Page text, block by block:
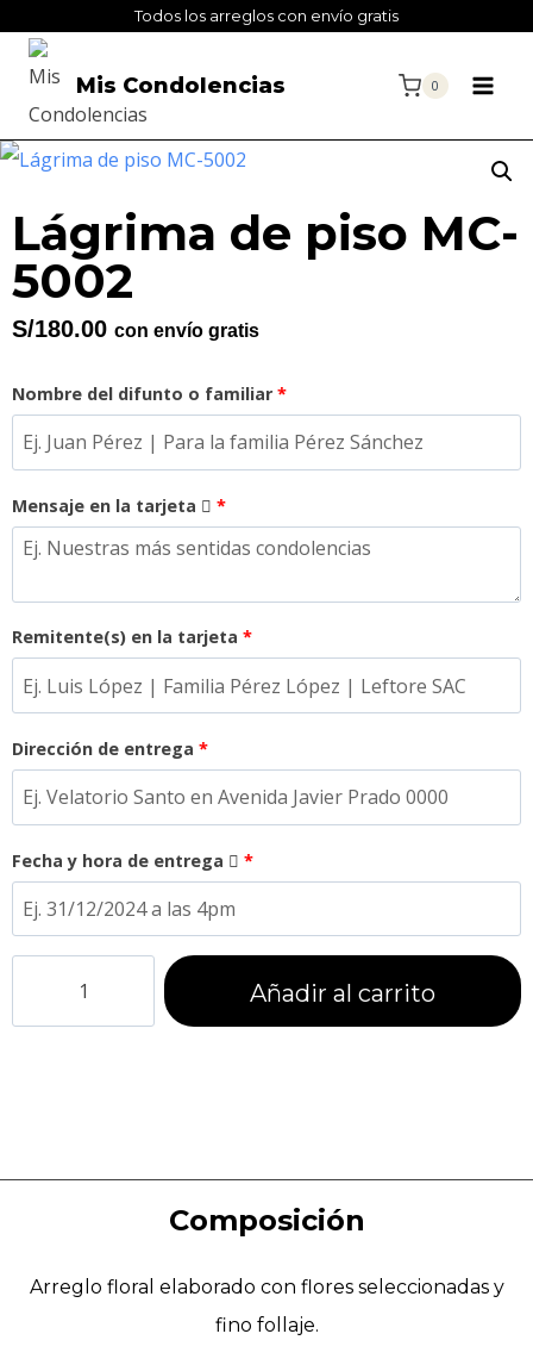
Todos los arreglos con envío gratis
Mis Condolencias 0
Lágrima de piso MC-
5002
S/180.00 con envío gratis
Nombre del difunto o familiar *
Mensaje en la tarjeta *
Remitente(s) en la tarjeta *
Dirección de entrega *
Fecha y hora de entrega *
Añadir al carrito
Composición
Arreglo floral elaborado con flores seleccionadas y
fino follaje.